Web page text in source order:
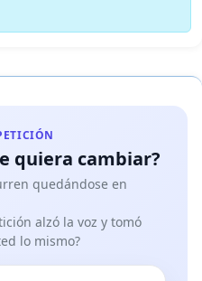
quiera cambiar?
quedándose en
alzó la voz y tomó
lo mismo?